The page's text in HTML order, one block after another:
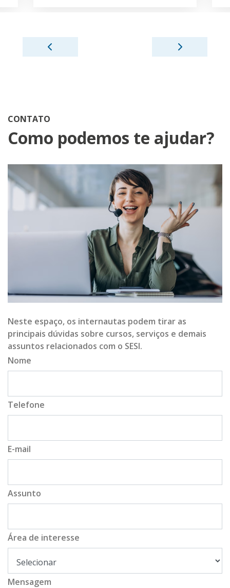
CONTATO
Como podemos te ajudar?
Neste espaço, os internautas podem tirar as
principais dúvidas sobre cursos, serviços e demais
assuntos relacionados com o SESI.
Nome
Telefone
E-mail
Assunto
Área de interesse
Mensagem